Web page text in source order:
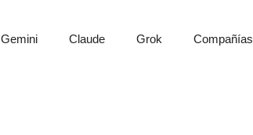
Gemini Claude Grok Compañías